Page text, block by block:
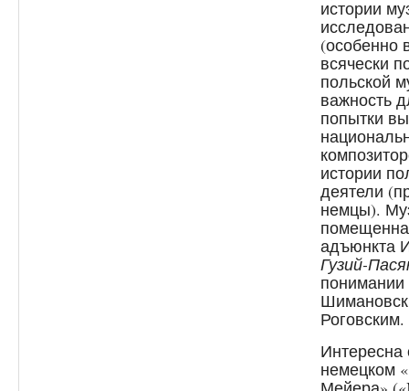
истории
(особенно
всячески
польской
важность
попытки
истории
деятели
немцы).
адъюнкта
Гузий-
Роговским.
Интересна
немецком